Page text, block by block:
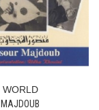
WORLD
MAJDOUB